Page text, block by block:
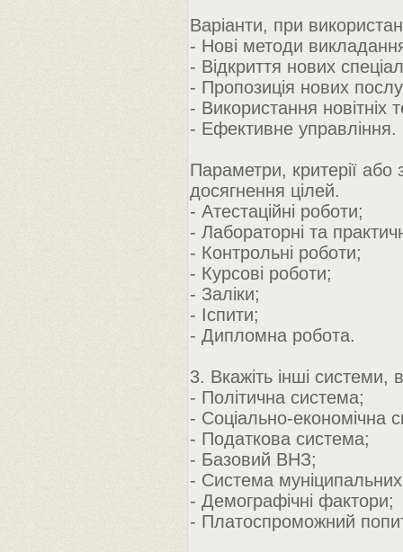
Варіанти, при
- Нові методи
- Відкриття нових
- Пропозиція нових
- Використання новітніх
- Ефективне управління.
Параметри, критерії
досягнення цілей.
- Атестаційні роботи;
- Лабораторні та
- Контрольні роботи;
- Курсові роботи;
- Заліки;
- Іспити;
- Дипломна робота.
3. Вкажіть інші
- Політична система;
- Соціально-економічна
- Податкова система;
- Базовий ВНЗ;
- Система
- Демографічні фактори;
- Платоспроможний